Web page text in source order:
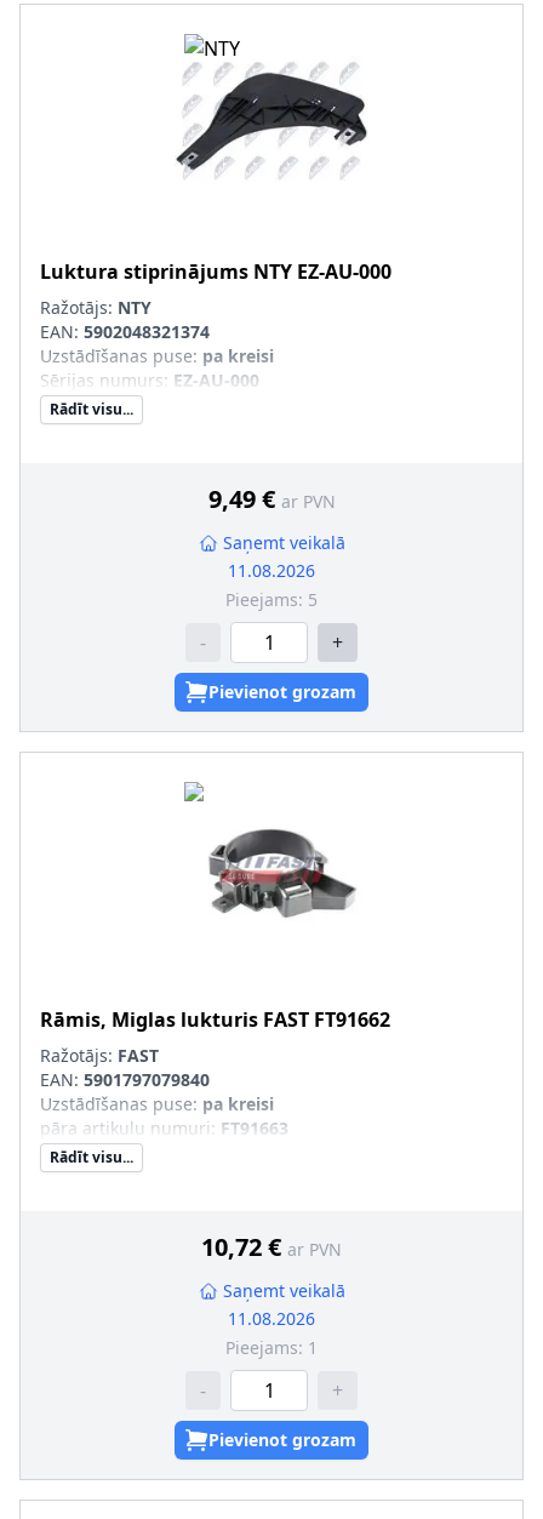
Luktura stiprinājums NTY EZ-AU-000
Ražotājs: NTY
EAN: 5902048321374
Uzstādīšanas puse: pa kreisi
Sērijas numurs: EZ-AU-000
Rādīt visu...
9,49 € ar PVN
Saņemt veikalā
11.08.2026
Pieejams: 5
- +
Pievienot grozam
Rāmis, Miglas lukturis FAST FT91662
Ražotājs: FAST
EAN: 5901797079840
Uzstādīšanas puse: pa kreisi
pāra artikulu numuri: FT91663
Rādīt visu...
10,72 € ar PVN
Saņemt veikalā
11.08.2026
Pieejams: 1
- +
Pievienot grozam